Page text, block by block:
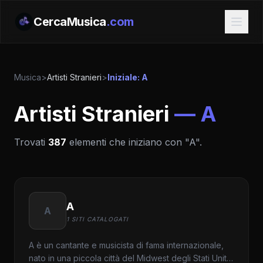
CercaMusica.com
Musica>Artisti Stranieri>Iniziale: A
Artisti Stranieri — A
Trovati 387 elementi che iniziano con "A".
A A
1 SITI CATALOGATI
A è un cantante e musicista di fama internazionale,
nato in una piccola città del Midwest degli Stati Uniti.